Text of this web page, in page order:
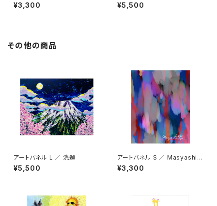
¥3,300 ¥5,500
その他の商品
アートパネル L ／ 洸迦
¥5,500
アートパネル S ／ Masyashi7
77
¥3,300